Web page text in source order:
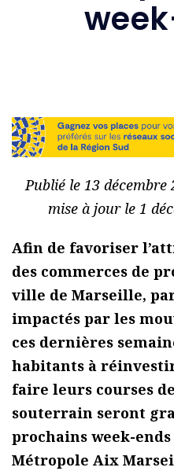
Publié le 13
mise à jour le 1
Afin de favoriser
des commerces de
ville de Marseille,
impactés par les
ces dernières
habitants à
faire leurs courses
souterrain seront
prochains week-
Métropole Aix